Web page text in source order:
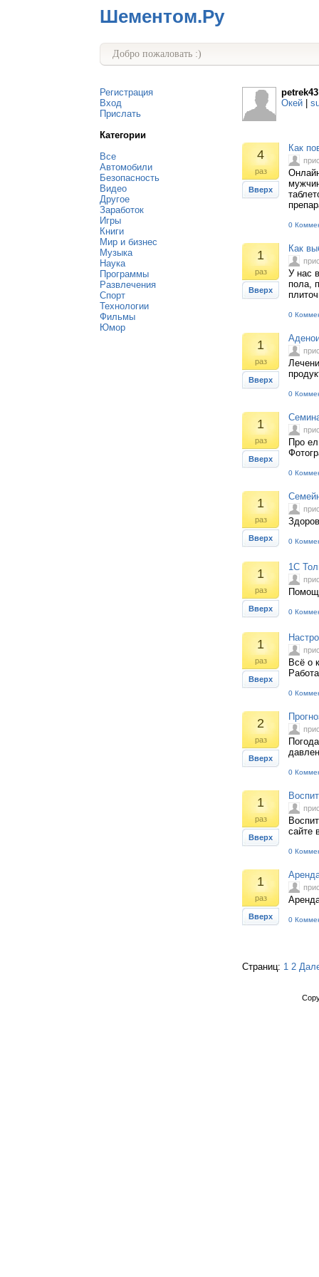
Шементом.Ру
Добро пожаловать :)
Регистрация
Вход
Прислать
Категории
Все
Автомобили
Безопасность
Видео
Другое
Заработок
Игры
Книги
Мир и бизнес
Музыка
Наука
Программы
Развлечения
Спорт
Технологии
Фильмы
Юмор
petrek43
Окей
4
раз
Вверх
Как
0
1
раз
Вверх
Как
У нас
пола,
0
1
раз
Вверх
0
1
раз
Вверх
Про
0
1
раз
Вверх 0
1
раз
Вверх
1С
0
1
раз
Вверх
Всё о
0
2
раз
Вверх
0
1
раз
Вверх
сайте
0
1
раз
Вверх 0
Страниц: 1 2